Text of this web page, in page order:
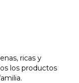
ricas y
los productos